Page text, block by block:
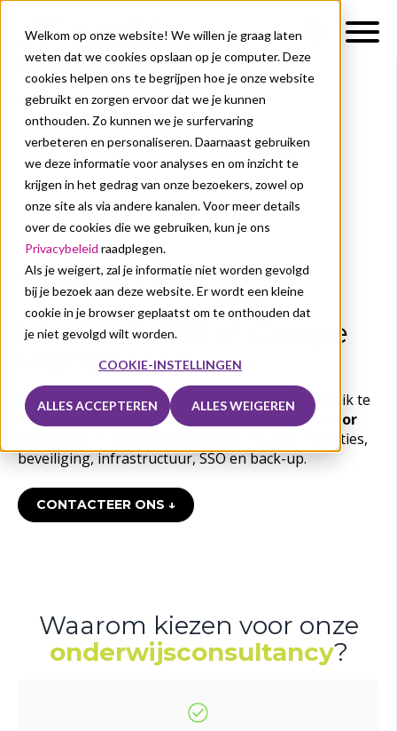
Welkom op onze website! We willen je graag laten
weten dat we cookies opslaan op je computer. Deze
cookies helpen ons te begrijpen hoe je onze website
gebruikt en zorgen ervoor dat we je kunnen
onthouden. Zo kunnen we je surfervaring
verbeteren en personaliseren. Daarnaast gebruiken
we deze informatie voor analyses en om inzicht te
krijgen in het gedrag van onze bezoekers, zowel op
onze site als via andere kanalen. Voor meer details
over de cookies die we gebruiken, kun je ons
Privacybeleid raadplegen.
Als je weigert, zal je informatie niet worden gevolgd
bij je bezoek aan deze website. Er wordt een kleine
cookie in je browser geplaatst om te onthouden dat
je niet gevolgd wilt worden.
COOKIE-INSTELLINGEN
ALLES ACCEPTEREN ALLES WEIGEREN
Onze oplossingen Services Consultancy
Op zoek naar
consultancyvoor
Microsoft 365 of Google
Workspace?
Academic Software helpt scholen optimaal gebruik te
maken van
Microsoft 365
Google Workspace for
, inclusief migraties,
beveiliging, infrastructuur, SSO en back-up.
CONTACTEER ONS ↓
Waarom kiezen voor onze
onderwijsconsultancy?